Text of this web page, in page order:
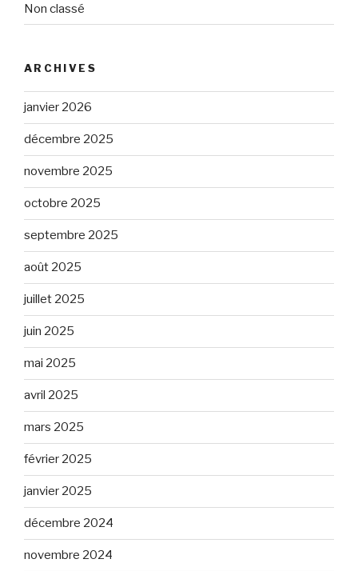
Non classé
ARCHIVES
janvier 2026
décembre 2025
novembre 2025
octobre 2025
septembre 2025
août 2025
juillet 2025
juin 2025
mai 2025
avril 2025
mars 2025
février 2025
janvier 2025
décembre 2024
novembre 2024